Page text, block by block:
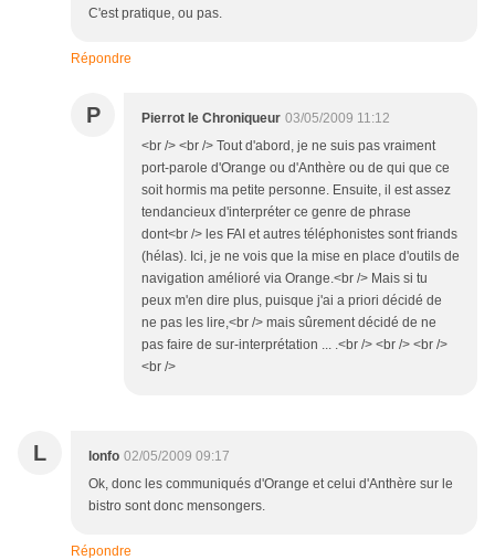
C'est pratique, ou pas.
Répondre
P Pierrot le Chroniqueur 03/05/2009 11:12
<br /> <br /> Tout d'abord, je ne suis pas vraiment
port-parole d'Orange ou d'Anthère ou de qui que ce
soit hormis ma petite personne. Ensuite, il est assez
tendancieux d'interpréter ce genre de phrase
dont<br /> les FAI et autres téléphonistes sont friands
(hélas). Ici, je ne vois que la mise en place d'outils de
navigation amélioré via Orange.<br /> Mais si tu
peux m'en dire plus, puisque j'ai a priori décidé de
ne pas les lire,<br /> mais sûrement décidé de ne
pas faire de sur-interprétation ... .<br /> <br /> <br />
<br />
L lonfo 02/05/2009 09:17
Ok, donc les communiqués d'Orange et celui d'Anthère sur le
bistro sont donc mensongers.
Répondre